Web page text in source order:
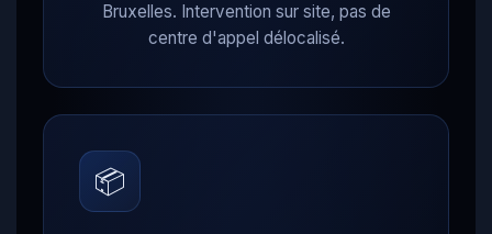
Bruxelles. Intervention sur site, pas de
centre d'appel délocalisé.
📦